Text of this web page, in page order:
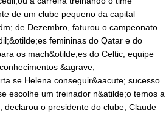
de um clube pequeno da capital
de Dezembro, faturou o campeonato
femininas do Qatar e do
os mach&otilde;es do Celtic, equipe
&agrave;
se Helena conseguir&aacute; sucesso.
escolhe um treinador n&atilde;o temos a
o presidente do clube, Claude